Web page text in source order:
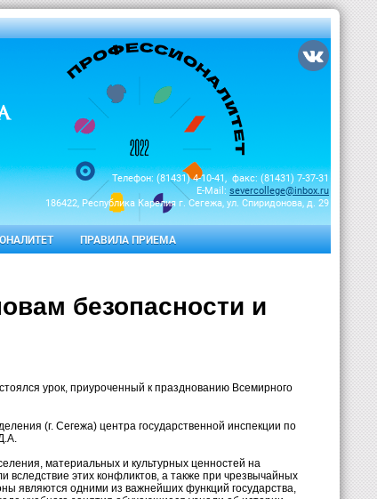
Телефон: (81431) 4-10-41, факс: (81431) 7-37-31
E-Mail: severcollege@inbox.ru
186422, Республика Карелия г. Сегежа, ул. Спиридонова, д. 29
ПРАВИЛА ПРИЕМА
безопасности и
урок, приуроченный к празднованию Всемирного
(г. Сегежа) центра государственной инспекции по
материальных и культурных ценностей на
этих конфликтов, а также при чрезвычайных
являются одними из важнейших функций государства,